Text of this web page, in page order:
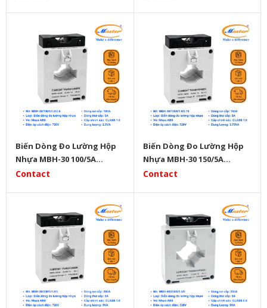
Biến Dòng Đo Lường Hộp
Nhựa MBH-30 100/5A
Master
Contact
Biến Dòng Đo Lường Hộp
Nhựa MBH-30 150/5A
Master
Contact